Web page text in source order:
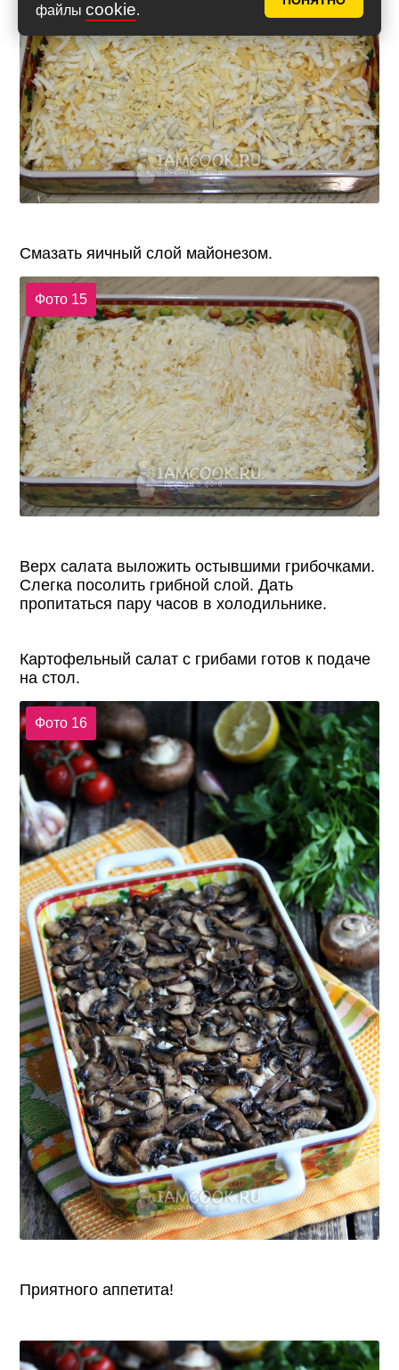
файлы cookie.
Смазать яичный слой майонезом.
Фото 15
Верх салата выложить остывшими грибочками.
Слегка посолить грибной слой. Дать
пропитаться пару часов в холодильнике.
Картофельный салат с грибами готов к подаче
на стол.
Фото 16
Приятного аппетита!